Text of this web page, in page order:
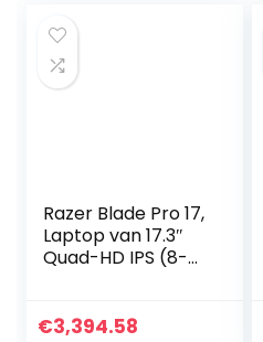
Razer Blade Pro 17,
Laptop van 17.3″
Quad-HD IPS (8-
512GB eMMC, UMA,
€3,394.58